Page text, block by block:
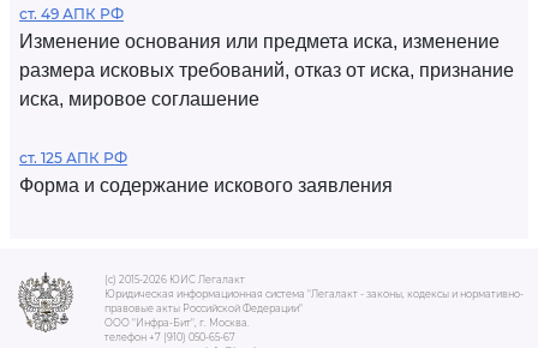
ст. 49 АПК РФ
Изменение основания или предмета иска, изменение
размера исковых требований, отказ от иска, признание
иска, мировое соглашение
ст. 125 АПК РФ
Форма и содержание искового заявления
(c) 2015-2026 ЮИС Легалакт
Юридическая информационная система "Легалакт - законы, кодексы и нормативно-
правовые акты Российской Федерации"
ООО "Инфра-Бит", г. Москва.
телефон +7 (910) 050-65-67